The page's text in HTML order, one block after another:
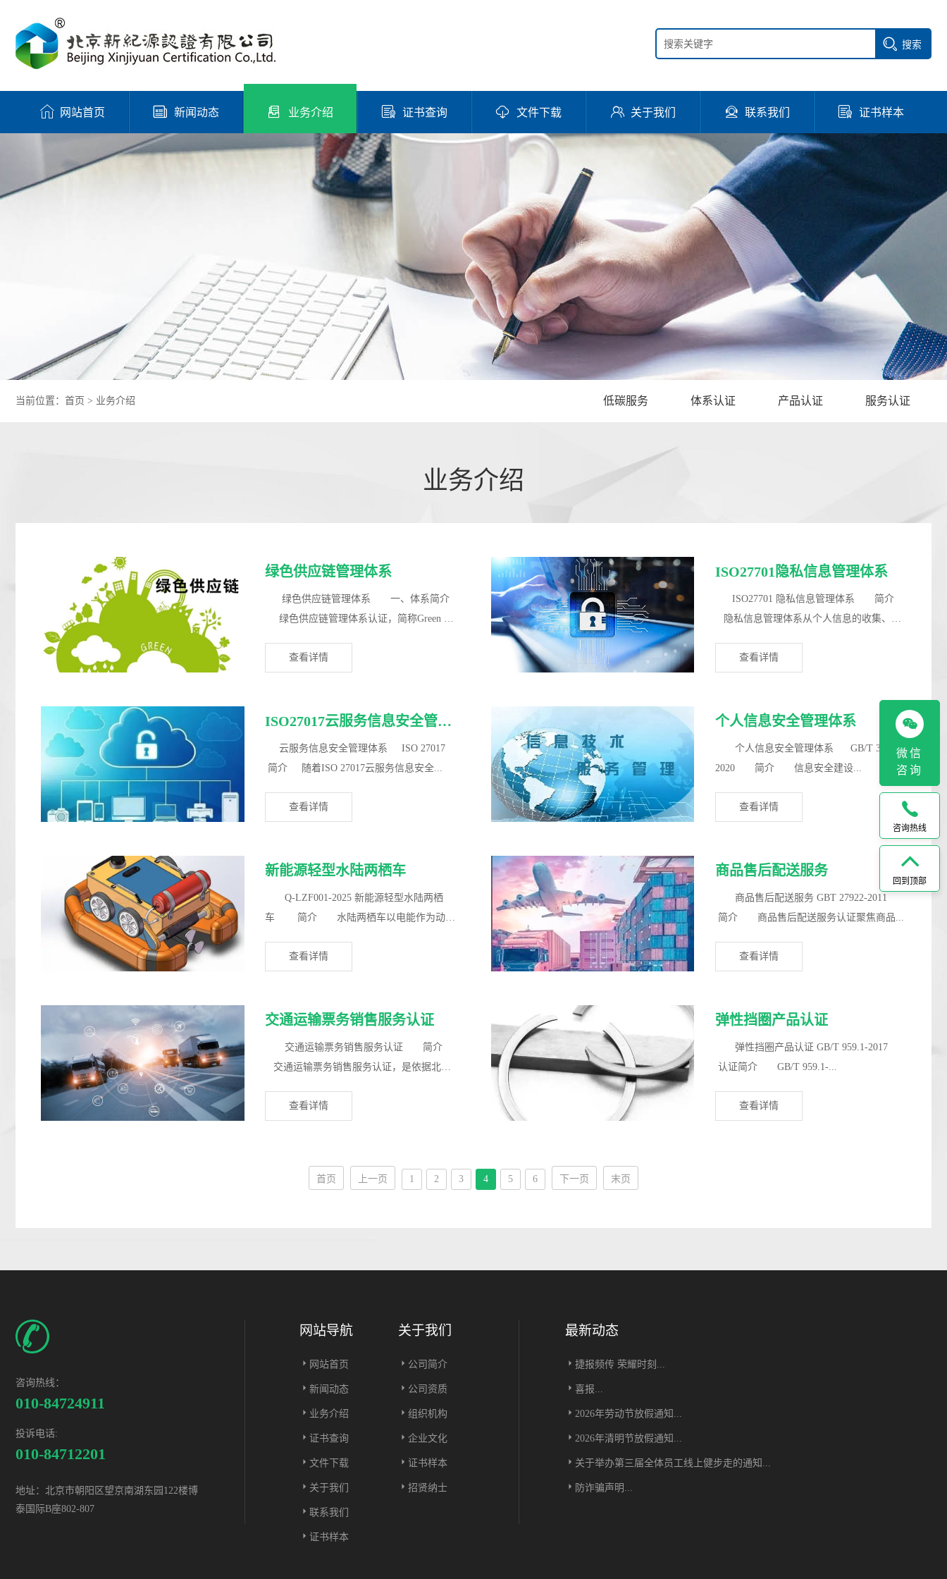
搜索
网站首页 新闻动态 业务介绍 证书查询 文件下载 关于我们 联系我们 证书样本
当前位置： 首页 > 业务介绍 低碳服务 体系认证 产品认证 服务认证
业务介绍
绿色供应链管理体系
绿色供应链管理体系 一、体系简介
绿色供应链管理体系认证，简称Green Su
查看详情
ISO27701隐私信息管理体系
ISO27701 隐私信息管理体系 简介
隐私信息管理体系从个人信息的收集、保
查看详情
ISO27017云服务信息安全管理体系
云服务信息安全管理体系 ISO 27017
简介 随着ISO 27017云服务信息安全...
查看详情
个人信息安全管理体系
个人信息安全管理体系 GB/T 35273-
2020 简介 信息安全建设...
查看详情
新能源轻型水陆两栖车
Q-LZF001-2025 新能源轻型水陆两栖
车 简介 水陆两栖车以电能作为动
查看详情
商品售后配送服务
商品售后配送服务 GBT 27922-2011
简介 商品售后配送服务认证聚焦商品...
查看详情
交通运输票务销售服务认证
交通运输票务销售服务认证 简介
交通运输票务销售服务认证，是依据北京
查看详情
弹性挡圈产品认证
弹性挡圈产品认证 GB/T 959.1-2017
认证简介 GB/T 959.1-...
查看详情
首页 上一页 1 2 3 4 5 6 下一页 末页
咨询热线：
010-84724911
投诉电话:
010-84712201
地址：北京市朝阳区望京南湖东园122楼博
泰国际B座802-807
网站导航
网站首页
新闻动态
业务介绍
证书查询
文件下载
关于我们
联系我们
证书样本
关于我们
公司简介
公司资质
组织机构
企业文化
证书样本
招贤纳士
最新动态
捷报频传 荣耀时刻...
喜报...
2026年劳动节放假通知...
2026年清明节放假通知...
关于举办第三届全体员工线上健步走的通知...
防诈骗声明...
微信
咨询
咨询热线
回到顶部